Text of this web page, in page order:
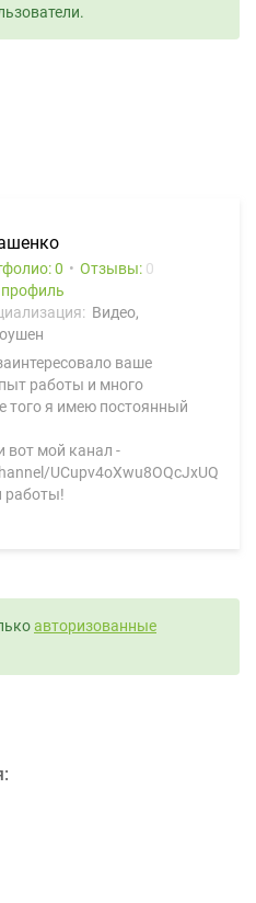
0 Отзывы: 0
Видео,
ваше
работы и много
того я имею постоянный
вот мой канал -
работы!
авторизованные